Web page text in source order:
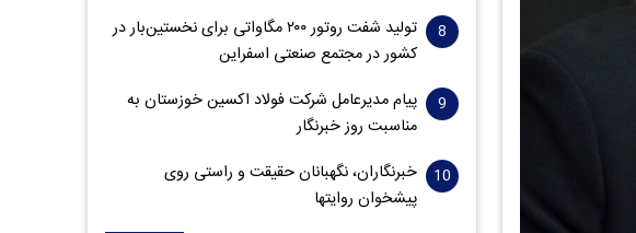
تولید شفت روتور ۲۰۰ مگاواتی برای نخستین‌بار در
کشور در مجتمع صنعتی اسفراین
پیام مدیرعامل شرکت فولاد اکسین خوزستان به
مناسبت روز خبرنگار
خبرنگاران، نگهبانان حقیقت و راستی روی
پیشخوان روایت­ها